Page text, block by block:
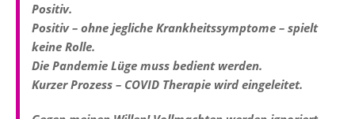
Positiv.
Positiv – ohne jegliche Krankheitssymptome – spielt
keine Rolle.
Die Pandemie Lüge muss bedient werden.
Kurzer Prozess – COVID Therapie wird eingeleitet.